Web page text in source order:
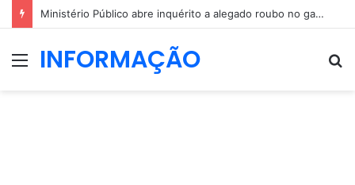
Ministério Público abre inquérito a alegado roubo no gabinete de André Ventura
MenuINFORMAÇÃO